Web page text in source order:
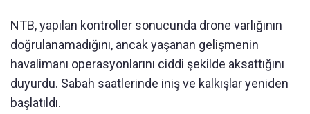
NTB, yapılan kontroller sonucunda drone varlığının
doğrulanamadığını, ancak yaşanan gelişmenin
havalimanı operasyonlarını ciddi şekilde aksattığını
duyurdu. Sabah saatlerinde iniş ve kalkışlar yeniden
başlatıldı.